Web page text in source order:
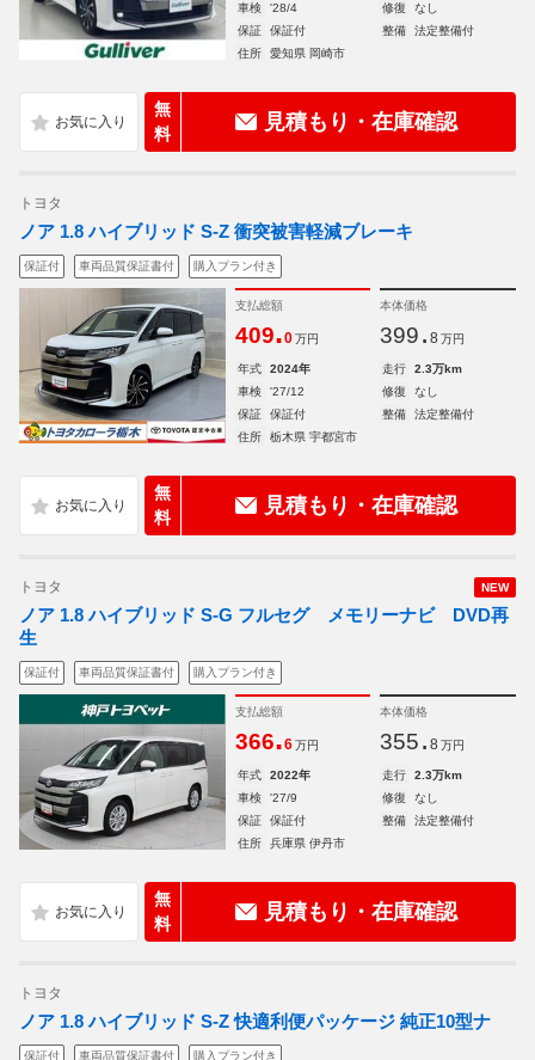
車検
'28/4 修復
なし
保証
保証付 整備
法定整備付
住所
愛知県 岡崎市
無
料
見積もり・在庫確認
トヨタ
ノア 1.8 ハイブリッド S-Z 衝突被害軽減ブレーキ
保証付 車両品質保証書付 購入プラン付き
支払総額
409.0 万円
本体価格
399. 8 万円
年式 2024年 走行
2.3万km
車検
'27/12 修復
なし
保証
保証付 整備
法定整備付
住所
栃木県 宇都宮市
無
料
見積もり・在庫確認
NEW
トヨタ
ノア 1.8 ハイブリッド S-G フルセグ メモリーナビ DVD再
生
保証付 車両品質保証書付 購入プラン付き
支払総額
366.6 万円
本体価格
355. 8 万円
年式 2022年 走行
2.3万km
車検
'27/9 修復
なし
保証
保証付 整備
法定整備付
住所
兵庫県 伊丹市
無
料
見積もり・在庫確認
トヨタ
ノア 1.8 ハイブリッド S-Z 快適利便パッケージ 純正10型ナ
保証付 車両品質保証書付 購入プラン付き